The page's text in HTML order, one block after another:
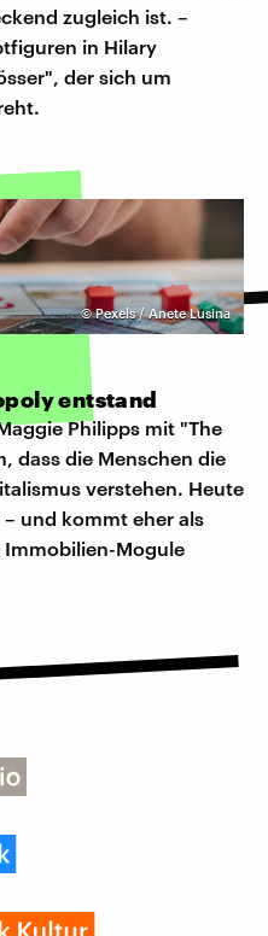
zugleich ist. –
in Hilary
der sich um
©Pexels / Anete Lusina
entstand
Philipps mit "The
dass die Menschen die
verstehen. Heute
und kommt eher als
Mogule